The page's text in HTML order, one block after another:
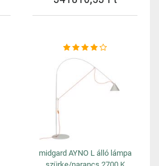
midgard AYNO L álló lámpa